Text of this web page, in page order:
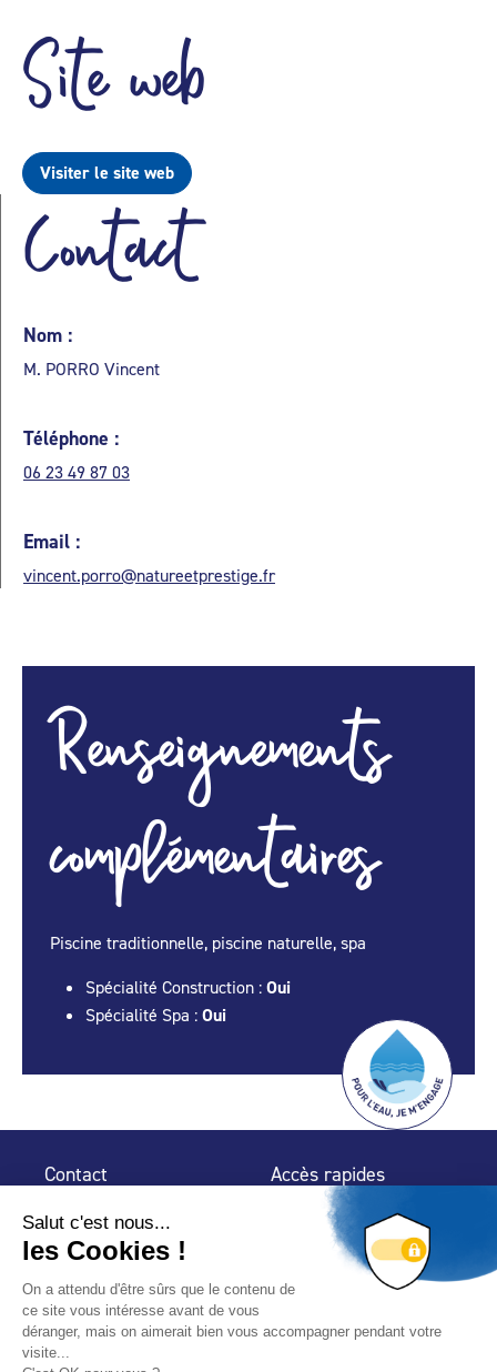
Site web
Visiter le site web
Contact
Nom :
M. PORRO Vincent
Téléphone :
06 23 49 87 03
Email :
vincent.porro@natureetprestige.fr
Renseignements
complémentaires
Piscine traditionnelle, piscine naturelle, spa
Spécialité Construction : Oui
Spécialité Spa : Oui
Contact
75 009 Paris
Accès rapides
Espace Presse
Trouver un
professionnel